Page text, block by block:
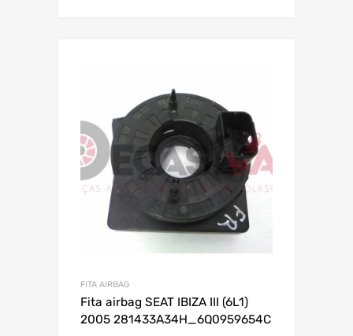
FITA AIRBAG
Fita airbag SEAT IBIZA III (6L1)
2005 281433A34H_6Q0959654C